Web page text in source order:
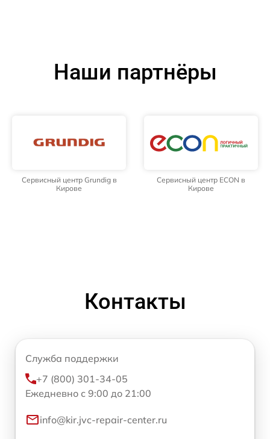
Наши партнёры
Сервисный центр Grundig в
Кирове
Сервисный центр ECON в
Кирове
Контакты
Служба поддержки
+7 (800) 301-34-05
Ежедневно с 9:00 до 21:00
info@kir.jvc-repair-center.ru